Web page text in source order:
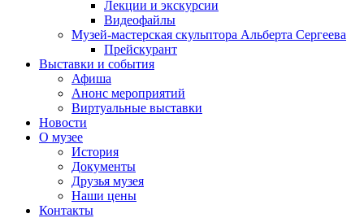
Лекции и экскурсии
Видеофайлы
Музей-мастерская скульптора Альберта Сергеева
Прейскурант
Выставки и события
Афиша
Анонс мероприятий
Виртуальные выставки
Новости
О музее
История
Документы
Друзья музея
Наши цены
Контакты